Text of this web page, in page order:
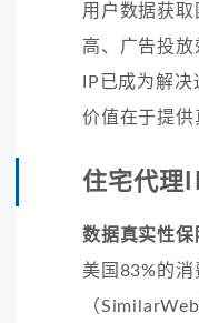
用户数据获
高、广告投
IP已成为解
价值在于提供
住宅代理
数据真实性保
美国83%的
（